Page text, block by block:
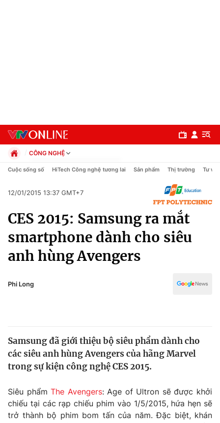
Chính trị
Xã hội
Pháp luật
Thế giới
Tin tức
Câu chuyện quốc tế
Kinh tế
Tài chính
Thị trường
Dữ liệu và đời sống
CÔNG NGHỆ
Chính trị
Pháp luật
Thể thao
Truyền hình
Văn hóa - Giải trí
Y tế
Công nghệ
Cuộc sống số HiTech Công nghệ tương lai Sản phẩm Thị trường Tư vấn
12/01/2015 13:37 GMT+7
CES 2015: Samsung ra mắt
smartphone dành cho siêu
anh hùng Avengers
Phi Long
Samsung đã giới thiệu bộ siêu phẩm dành cho
các siêu anh hùng Avengers của hãng Marvel
trong sự kiện công nghệ CES 2015.
Siêu phẩmThe Avengers: Age of Ultron sẽ được khởi
chiếu tại các rạp chiếu phim vào 1/5/2015, hứa hẹn sẽ
trở thành bộ phim bom tấn của năm. Đặc biệt, khán